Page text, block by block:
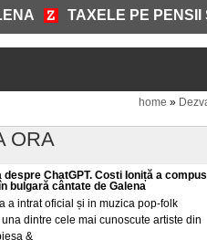
PE PENSII ȘI
home »
ORA
ChatGPT. Costi Ioniță a compus
bulgară cântate de Galena
a intrat oficial și in muzica pop-folk
dintre cele mai cunoscute artiste din
&